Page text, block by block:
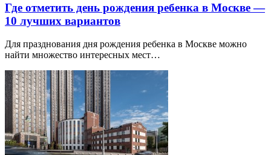
Где отметить день рождения ребенка в Москве —
10 лучших вариантов
Для празднования дня рождения ребенка в Москве можно
найти множество интересных мест…